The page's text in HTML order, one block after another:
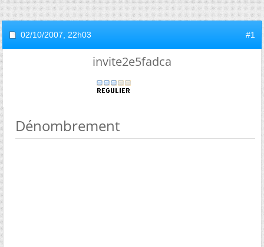
02/10/2007, 22h03 #1
invite2e5fadca
Dénombrement